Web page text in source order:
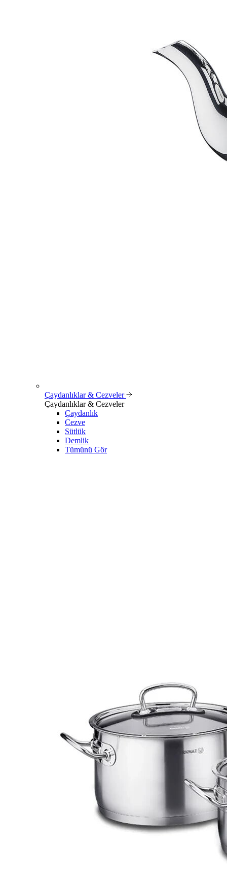
Çaydanlıklar & Cezveler
Çaydanlıklar & Cezveler
Çaydanlık
Cezve
Sütlük
Demlik
Tümünü Gör